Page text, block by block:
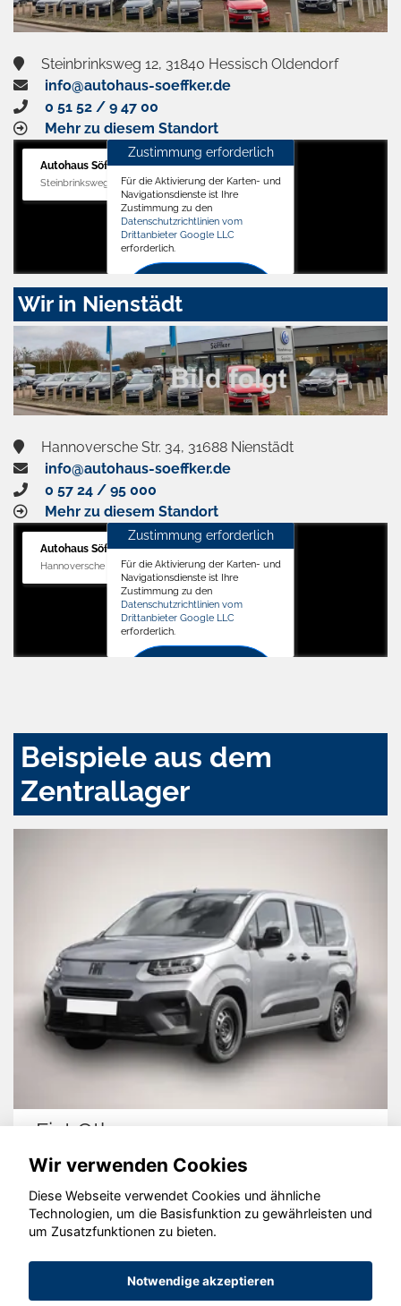
Steinbrinksweg 12, 31840 Hessisch Oldendorf
info@autohaus-soeffker.de
0 51 52 / 9 47 00
Mehr zu diesem Standort
Autohaus Söffker GmbH
Steinbrinksweg 12, 31840 Hessisch Oldendorf
Zustimmung erforderlich
Für die Aktivierung der Karten- und
Navigationsdienste ist Ihre
Zustimmung zu den
Datenschutzrichtlinien vom
Drittanbieter Google LLC
erforderlich.
Zustimmen
aktivieren
Wir in Nienstädt
Hannoversche Str. 34, 31688 Nienstädt
info@autohaus-soeffker.de
0 57 24 / 95 000
Mehr zu diesem Standort
Autohaus Söffker GmbH
Hannoversche Str. 34, 31688 Nienstädt
Zustimmung erforderlich
Für die Aktivierung der Karten- und
Navigationsdienste ist Ihre
Zustimmung zu den
Datenschutzrichtlinien vom
Drittanbieter Google LLC
erforderlich.
Beispiele aus dem
Zentrallager
© konjunkturmotor.de GmbH 2020 - 2026
Wir verwenden Cookies
Diese Webseite verwendet Cookies und ähnliche
Technologien, um die Basisfunktion zu gewährleisten und
um Zusatzfunktionen zu bieten.
Notwendige akzeptieren